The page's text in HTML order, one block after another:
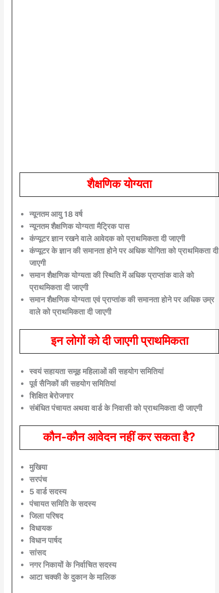
शैक्षणिक योग्यता
न्यूनतम आयु 18 वर्ष
न्यूनतम शैक्षणिक योग्यता मैट्रिक पास
कंप्यूटर ज्ञान रखने वाले आवेदक को प्राथमिकता दी जाएगी
कंप्यूटर के ज्ञान की समानता होने पर अधिक योगिता को प्राथमिकता दी
जाएगी
समान शैक्षणिक योग्यता की स्थिति में अधिक प्राप्तांक वाले को
प्राथमिकता दी जाएगी
समान शैक्षणिक योग्यता एवं प्राप्तांक की समानता होने पर अधिक उम्र
वाले को प्राथमिकता दी जाएगी
इन लोगों को दी जाएगी प्राथमिकता
स्वयं सहायता समूह महिलाओं की सहयोग समितियां
पूर्व सैनिकों की सहयोग समितियां
शिक्षित बेरोजगार
संबंधित पंचायत अथवा वार्ड के निवासी को प्राथमिकता दी जाएगी
कौन-कौन आवेदन नहीं कर सकता है?
मुखिया
सरपंच
5 वार्ड सदस्य
पंचायत समिति के सदस्य
जिला परिषद
विधायक
विधान पार्षद
सांसद
नगर निकायों के निर्वाचित सदस्य
आटा चक्की के दुकान के मालिक